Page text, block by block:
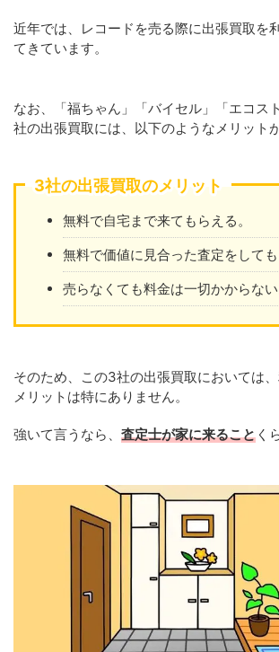
近年では、レコードを売る際に出張買取を
てきています。
なお、「福ちゃん」「バイセル」「エコス
社の出張買取には、以下のようなメリット
3社の出張買取のメリット
無料で自宅まで来てもらえる。
無料で価値に見合った査定をしても
売らなくても料金は一切かからない
そのため、この3社の出張買取においては
メリットは特にありません。
強いて言うなら、 査定士が家に来ること く